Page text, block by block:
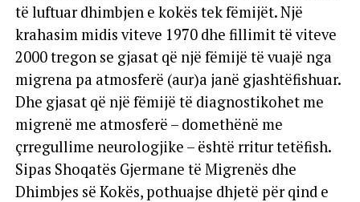
të luftuar dhimbjen e kokës tek fëmijët. Një
krahasim midis viteve 1970 dhe fillimit të viteve
2000 tregon se gjasat që një fëmijë të vuajë nga
migrena pa atmosferë (aur)a janë gjashtëfishuar.
Dhe gjasat që një fëmijë të diagnostikohet me
migrenë me atmosferë – domethënë me
çrregullime neurologjike – është rritur tetëfish.
Sipas Shoqatës Gjermane të Migrenës dhe
Dhimbjes së Kokës, pothuajse dhjetë për qind e